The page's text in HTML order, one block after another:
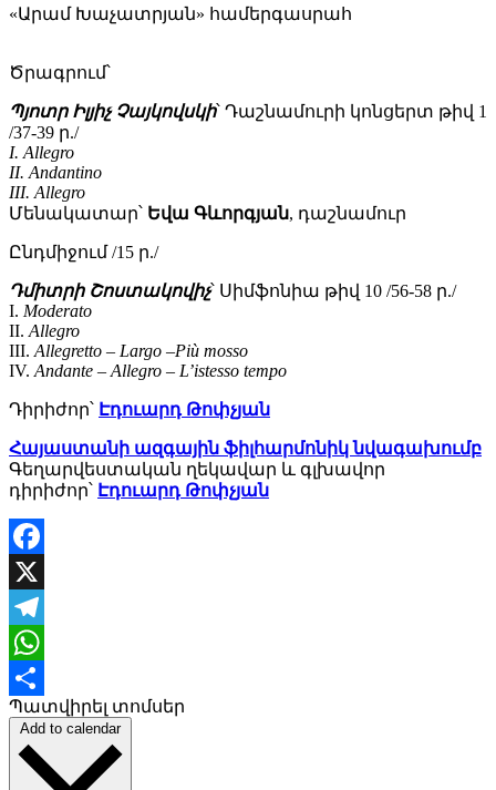
«Արամ Խաչատրյան» համերգասրահ
Ծրագրում՝
Պյոտր Իլյիչ Չայկովսկի՝ Դաշնամուրի կոնցերտ թիվ 1
/37-39 ր./
I. Allegro
II. Andantino
III. Allegro
Մենակատար՝ Եվա Գևորգյան, դաշնամուր
Ընդմիջում /15 ր./
Դմիտրի Շոստակովիչ՝ Սիմֆոնիա թիվ 10 /56-58 ր./
I. Moderato
II. Allegro
III. Allegretto – Largo –Più mosso
IV. Andante – Allegro – L’istesso tempo
Դիրիժոր՝ Էդուարդ Թոփչյան
Հայաստանի ազգային ֆիլհարմոնիկ նվագախումբ
Գեղարվեստական ղեկավար և գլխավոր
դիրիժոր՝ Էդուարդ Թոփչյան
Facebook
X
Telegram
WhatsApp
Share
Պատվիրել տոմսեր
Add to calendar